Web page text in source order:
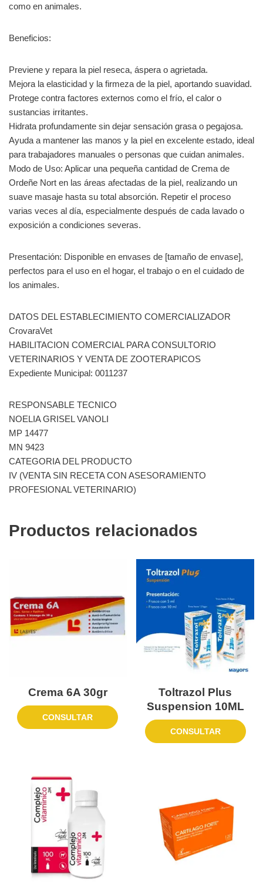
como en animales.
Beneficios:
Previene y repara la piel reseca, áspera o agrietada.
Mejora la elasticidad y la firmeza de la piel, aportando suavidad.
Protege contra factores externos como el frío, el calor o
sustancias irritantes.
Hidrata profundamente sin dejar sensación grasa o pegajosa.
Ayuda a mantener las manos y la piel en excelente estado, ideal
para trabajadores manuales o personas que cuidan animales.
Modo de Uso: Aplicar una pequeña cantidad de Crema de
Ordeñe Nort en las áreas afectadas de la piel, realizando un
suave masaje hasta su total absorción. Repetir el proceso
varias veces al día, especialmente después de cada lavado o
exposición a condiciones severas.
Presentación: Disponible en envases de [tamaño de envase],
perfectos para el uso en el hogar, el trabajo o en el cuidado de
los animales.
DATOS DEL ESTABLECIMIENTO COMERCIALIZADOR
CrovaraVet
HABILITACION COMERCIAL PARA CONSULTORIO
VETERINARIOS Y VENTA DE ZOOTERAPICOS
Expediente Municipal: 0011237
RESPONSABLE TECNICO
NOELIA GRISEL VANOLI
MP 14477
MN 9423
CATEGORIA DEL PRODUCTO
IV (VENTA SIN RECETA CON ASESORAMIENTO
PROFESIONAL VETERINARIO)
Productos relacionados
Crema 6A 30gr
CONSULTAR
Toltrazol Plus
Suspension 10ML
CONSULTAR